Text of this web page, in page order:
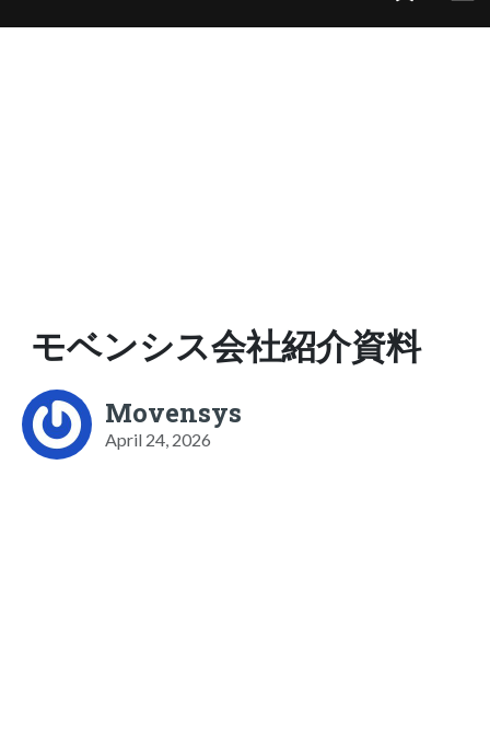
モベンシス会社紹介資料
Movensys
April 24, 2026